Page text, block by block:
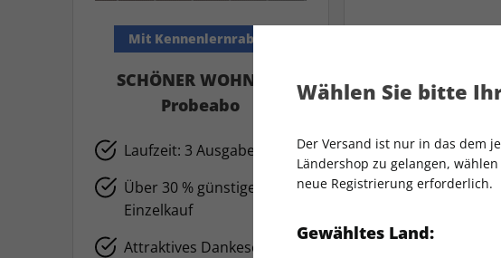
Mit Kennenlernrabatt
SCHÖNER WOHNEN-
Probeabo
Laufzeit: 3 Ausgaben
Über 30 % günstiger als im
Einzelkauf
Attraktives Dankeschön
COUCH-
Prämie zur
Format
Wählen Sie bitte
Der Versand ist nur in das dem
Ländershop zu gelangen,
neue Registrierung erforderlich.
Gewähltes Land: